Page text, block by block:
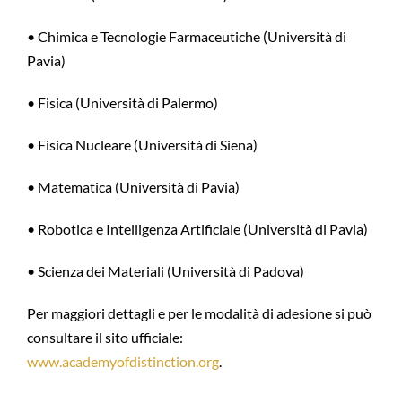
• Chimica e Tecnologie Farmaceutiche (Università di
Pavia)
• Fisica (Università di Palermo)
• Fisica Nucleare (Università di Siena)
• Matematica (Università di Pavia)
• Robotica e Intelligenza Artificiale (Università di Pavia)
• Scienza dei Materiali (Università di Padova)
Per maggiori dettagli e per le modalità di adesione si può
consultare il sito ufficiale:
www.academyofdistinction.org.